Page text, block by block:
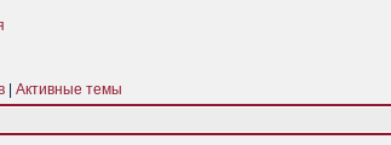
Активные темы